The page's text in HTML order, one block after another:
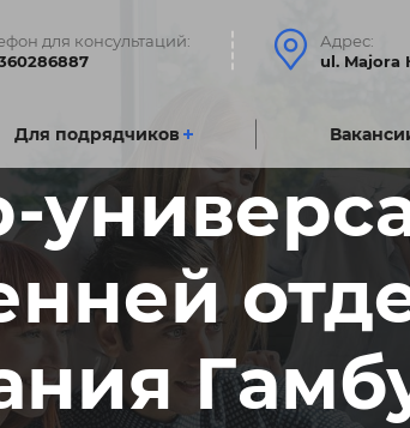
для консультаций:
Адрес:
ul. Majora
Для подрядчиковㅤ